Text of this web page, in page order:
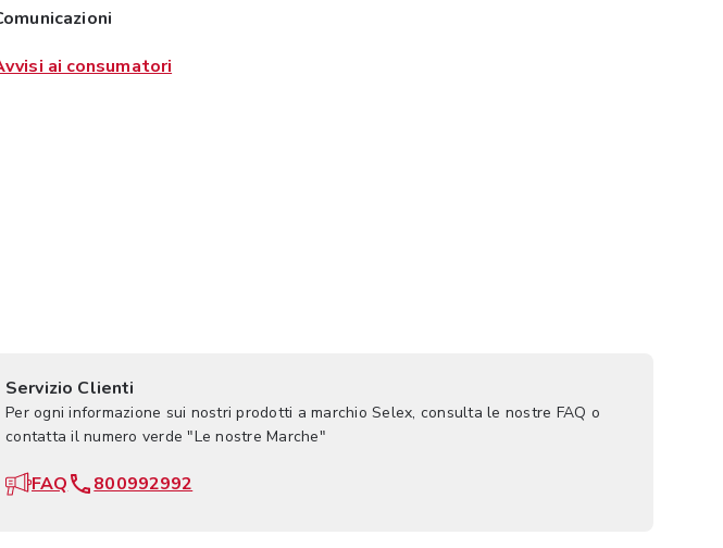
ai consumatori
Servizio Clienti
Per ogni informazione sui nostri prodotti a marchio Selex, consulta le nostre FAQ o
contatta il numero verde "Le nostre Marche"
FAQ 800992992